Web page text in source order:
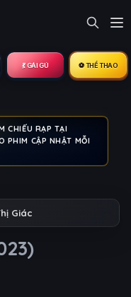
💃 GÁI GÚ ⚽ THỂ THAO
CHIẾU RẠP TẠI
PHIM CẬP NHẬT MỖI
Giác